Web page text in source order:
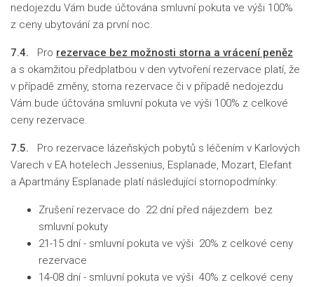
nedojezdu Vám bude účtována smluvní pokuta ve výši 100%
z ceny ubytování za první noc.
7.4. Pro rezervace bez možnosti storna a vrácení peněz
a s okamžitou předplatbou v den vytvoření rezervace platí, že
v případě změny, storna rezervace či v případě nedojezdu
Vám bude účtována smluvní pokuta ve výši 100% z celkové
ceny rezervace.
7.5.
Pro rezervace lázeňských pobytů s léčením v Karlových
Varech v EA hotelech Jessenius, Esplanade, Mozart, Elefant
a Apartmány Esplanade platí následující stornopodmínky:
Zrušení rezervace do 22 dní před nájezdem bez
smluvní pokuty
21-15 dní - smluvní pokuta ve výši 20% z celkové ceny
rezervace
14-08 dní - smluvní pokuta ve výši 40% z celkové ceny